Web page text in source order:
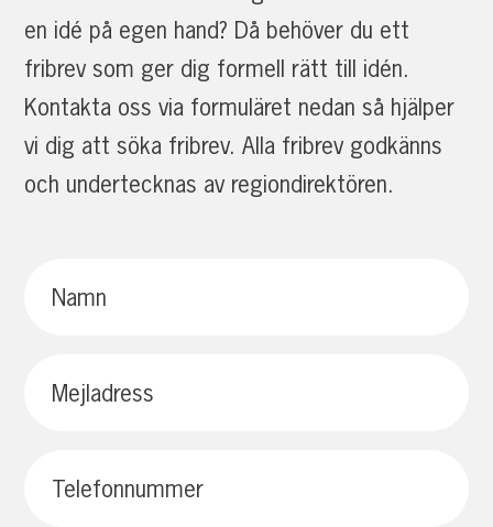
en idé på egen hand? Då behöver du ett
fribrev som ger dig formell rätt till idén.
Kontakta oss via formuläret nedan så hjälper
vi dig att söka fribrev. Alla fribrev godkänns
och undertecknas av regiondirektören.